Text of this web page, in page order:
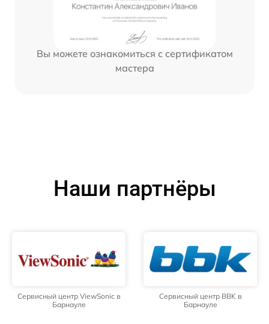
Вы можете ознакомиться с сертификатом
мастера
Наши партнёры
Сервисный центр ViewSonic в
Барнауле
Сервисный центр BBK в
Барнауле